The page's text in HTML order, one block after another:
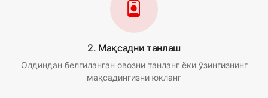
2. Мақсадни танлаш
Олдиндан белгиланган овозни танланг ёки ўзингизнинг
мақсадингизни юкланг